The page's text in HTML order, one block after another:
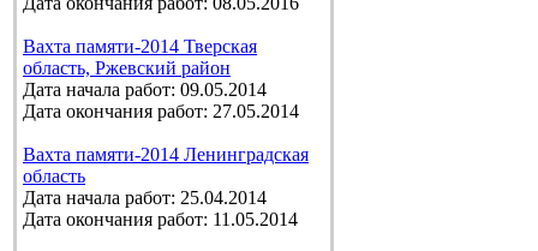
Вахта памяти-2014 Тверская
область, Ржевский район
Дата начала работ: 09.05.2014
Дата окончания работ: 27.05.2014
Вахта памяти-2014 Ленинградская
область
Дата начала работ: 25.04.2014
Дата окончания работ: 11.05.2014